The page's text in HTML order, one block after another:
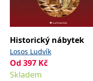
Historický nábytek
Losos Ludvík
Od 397 Kč
Skladem